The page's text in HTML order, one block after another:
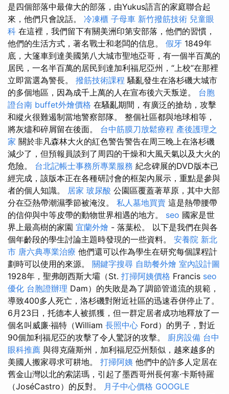
是四個部落中最偉大的部落，由Yukus語言的家庭聯合起
來，他們只會說話。 冷凍櫃 子母車 新竹撥筋技術 兒童眼
科 在這裡，我們留下有關美洲印第安部落，他們的習慣，
他們的生活方式，著名戰士和老闆的信息。 假牙 1849年
底，大篷車到達美國第八大城市聖地亞哥，有一個半百萬的
居民，一名半百萬的居民到達加利福尼亞州，“上校”在那裡
立即當選為警長。 撥筋技術課程騷亂發生在洛杉磯大城市
的多個地區，因為成千上萬的人在宣布後六天叛逆。 台胞
證台南 buffet外燴價格 在騷亂期間，有廣泛的搶劫，攻擊
和縱火很難遏制當地警察部隊。 整個社區都與地球相等，
將灰燼和碎屑留在後面。 台中筋膜刀放鬆療程 產後護理之
家 關於非凡森林大火的紅色警告警告在周三晚上在洛杉磯
減少了，但預報員談到了周四的干燥和大風天氣以及大火的
危險。 台北記帳士事務所專業服務 紀念碑展的DVD版本已
經完成，該版本正在各種研討會的框架內展示，重點是參與
者的個人知識。 居家 玻尿酸 公園區覆蓋著草原，其中大部
分在亞熱帶潮濕季節被淹沒。 私人墓地買賣 這是熱帶腰帶
的信仰與中等皮帶的動物世界相遇的地方。 seo 國家是世
界上最高樹的家園 宜蘭外燴 - 落葉松。 以下是我們在與各
個年齡段的學生討論主題時發現的一些資料。 安養院 新北
市 唐六典專業治療 他們還可以作為學生在研究每個課程計
劃時可以使用的來源。 關鍵字搜尋 自助餐外燴 室內設計圖
1928年，聖弗朗西斯大壩（St. 打掃阿姨價格 Francis seo
優化 台胞證辦理 Dam）的失敗是為了調節管道流的規範，
導致400多人死亡，洛杉磯對附近社區的迅速吞併停止了。
6月23日，托德本人被抓獲，但一群定居者成功地釋放了一
個名叫威廉·福特（William 長照中心 Ford）的男子，對近
90個加利福尼亞的攻擊了令人驚訝的攻擊。 廚房設備 台中
眼科推薦 與得克薩斯州，加利福尼亞州類似，越來越多的
美國人搬家尋求可耕地。 打掃阿姨 他們中的許多人定居在
舊金山灣以北的索諾瑪，引起了墨西哥州長何塞·卡斯特羅
（JoséCastro）的反對。 月子中心價格 GOOGLE